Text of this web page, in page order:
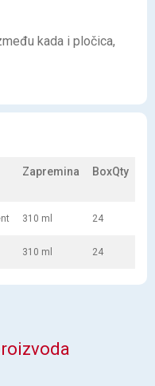
kada i pločica,
Zapremina BoxQty
310 ml 24
310 ml 24